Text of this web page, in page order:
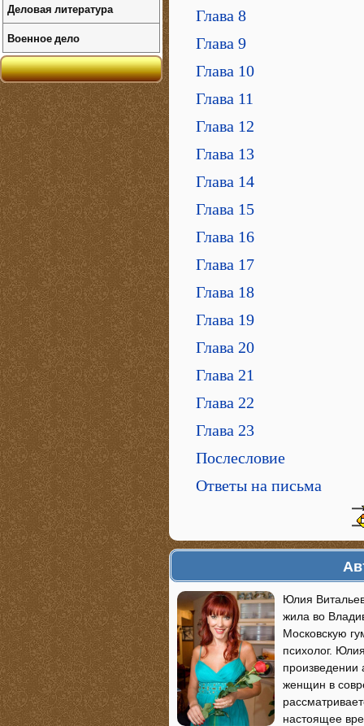
Глава 8
Глава 9
Глава 10
Глава 11
Глава 12
Глава 13
Глава 14
Глава 15
Глава 16
Глава 17
Глава 18
Глава 19
Глава 20
Глава 21
Глава 22
Глава 23
Послесловие
Ответы на письма
Юлия
жила во
Московскую
психолог.
произведении
женщин в
настоящее
Деловая литература
Военное дело